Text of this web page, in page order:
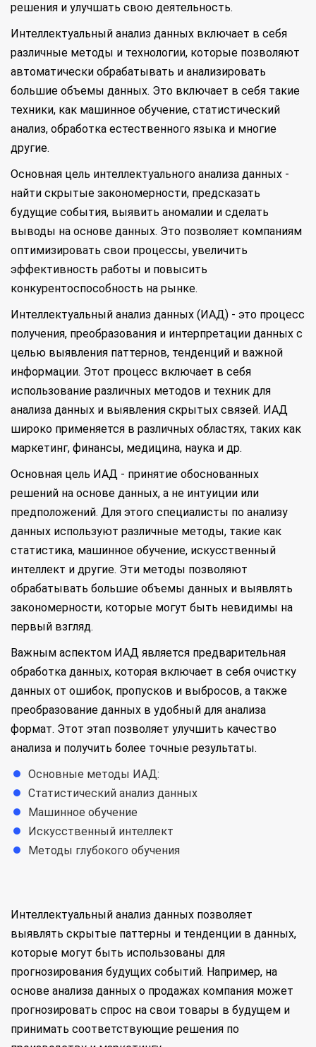
решения и улучшать свою деятельность.
Интеллектуальный анализ данных включает в себя
различные методы и технологии, которые позволяют
автоматически обрабатывать и анализировать
большие объемы данных. Это включает в себя такие
техники, как машинное обучение, статистический
анализ, обработка естественного языка и многие
другие.
Основная цель интеллектуального анализа данных -
найти скрытые закономерности, предсказать
будущие события, выявить аномалии и сделать
выводы на основе данных. Это позволяет компаниям
оптимизировать свои процессы, увеличить
эффективность работы и повысить
конкурентоспособность на рынке.
Интеллектуальный анализ данных (ИАД) - это процесс
получения, преобразования и интерпретации данных с
целью выявления паттернов, тенденций и важной
информации. Этот процесс включает в себя
использование различных методов и техник для
анализа данных и выявления скрытых связей. ИАД
широко применяется в различных областях, таких как
маркетинг, финансы, медицина, наука и др.
Основная цель ИАД - принятие обоснованных
решений на основе данных, а не интуиции или
предположений. Для этого специалисты по анализу
данных используют различные методы, такие как
статистика, машинное обучение, искусственный
интеллект и другие. Эти методы позволяют
обрабатывать большие объемы данных и выявлять
закономерности, которые могут быть невидимы на
первый взгляд.
Важным аспектом ИАД является предварительная
обработка данных, которая включает в себя очистку
данных от ошибок, пропусков и выбросов, а также
преобразование данных в удобный для анализа
формат. Этот этап позволяет улучшить качество
анализа и получить более точные результаты.
Основные методы ИАД:
Статистический анализ данных
Машинное обучение
Искусственный интеллект
Методы глубокого обучения
Интеллектуальный анализ данных позволяет
выявлять скрытые паттерны и тенденции в данных,
которые могут быть использованы для
прогнозирования будущих событий. Например, на
основе анализа данных о продажах компания может
прогнозировать спрос на свои товары в будущем и
принимать соответствующие решения по